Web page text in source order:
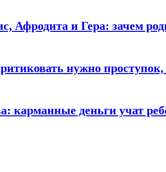
Афродита и Гера: зачем
нужно проступок,
карманные деньги учат